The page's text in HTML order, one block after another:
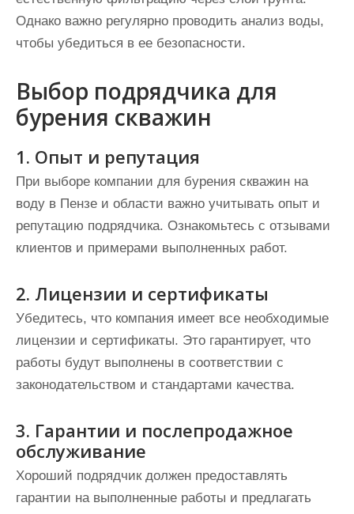
Однако важно регулярно проводить анализ воды,
чтобы убедиться в ее безопасности.
Выбор подрядчика для
бурения скважин
1. Опыт и репутация
При выборе компании для бурения скважин на
воду в Пензе и области важно учитывать опыт и
репутацию подрядчика. Ознакомьтесь с отзывами
клиентов и примерами выполненных работ.
2. Лицензии и сертификаты
Убедитесь, что компания имеет все необходимые
лицензии и сертификаты. Это гарантирует, что
работы будут выполнены в соответствии с
законодательством и стандартами качества.
3. Гарантии и послепродажное
обслуживание
Хороший подрядчик должен предоставлять
гарантии на выполненные работы и предлагать